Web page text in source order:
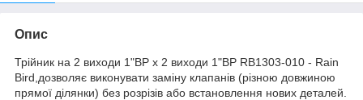
Опис
Трійник на 2 виходи 1"ВР х 2 виходи 1"ВР RB1303-010 - Rain
Bird,дозволяє виконувати заміну клапанів (різною довжиною
прямої ділянки) без розрізів або встановлення нових деталей.